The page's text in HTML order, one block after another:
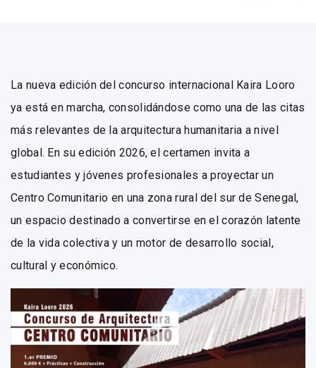
La nueva edición del concurso internacional Kaira Looro
ya está en marcha, consolidándose como una de las citas
más relevantes de la arquitectura humanitaria a nivel
global. En su edición 2026, el certamen invita a
estudiantes y jóvenes profesionales a proyectar un
Centro Comunitario en una zona rural del sur de Senegal,
un espacio destinado a convertirse en el corazón latente
de la vida colectiva y un motor de desarrollo social,
cultural y económico.